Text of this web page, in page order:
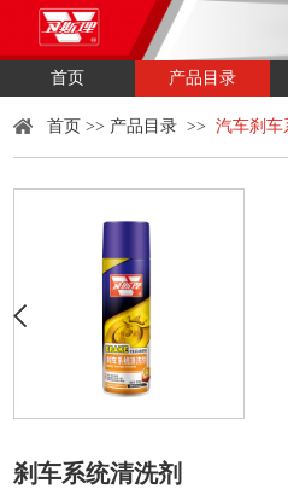
首页 产品目录
首页 >> 产品目录 >>汽车刹车
刹车系统清洗剂